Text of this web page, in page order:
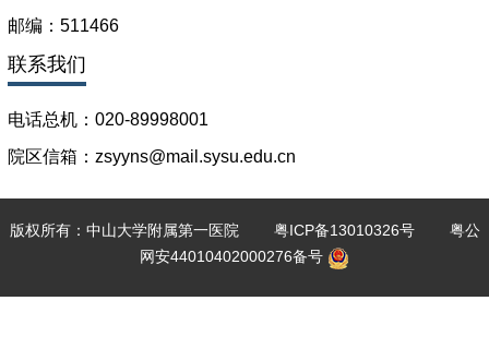
邮编：511466
联系我们
电话总机：020-89998001
院区信箱：zsyyns@mail.sysu.edu.cn
版权所有：中山大学附属第一医院 粤ICP备13010326号粤公
网安44010402000276备号